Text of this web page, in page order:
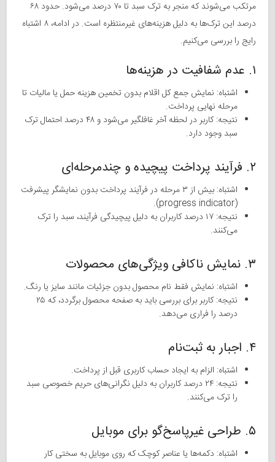
مرتکب می‌شوند که منجر به ترک سبد تا ۷۰ درصد می‌شود. حدود ۶۸
درصد این ترک‌ها به دلیل هزینه‌های غیرمنتظره است. در ادامه، ۸ اشتباه
رایج را بررسی می‌کنیم.
۱. عدم شفافیت در هزینه‌ها
اشتباه: نمایش جمع کل اقلام بدون تخمین هزینه حمل یا مالیات تا
مرحله نهایی پرداخت.
نتیجه: کاربر در لحظه آخر غافلگیر می‌شود و ۴۸ درصد احتمال ترک
سبد وجود دارد.
۲. فرآیند پرداخت پیچیده و چندمرحله‌ای
اشتباه: بیش از ۳ مرحله در فرآیند پرداخت بدون نمایشگر پیشرفت
(progress indicator).
نتیجه: ۱۷ درصد کاربران به دلیل پیچیدگی فرآیند، سبد را ترک
می‌کنند.
۳. نمایش ناکافی ویژگی‌های محصولات
اشتباه: نمایش فقط نام محصول بدون جزئیات مانند سایز یا رنگ.
نتیجه: کاربر برای بررسی باید به صفحه محصول برگردد، که ۲۵
درصد را فراری می‌دهد.
۴. اجبار به ثبت‌نام
اشتباه: الزام به ایجاد حساب کاربری قبل از پرداخت.
نتیجه: ۲۴ درصد کاربران به دلیل نگرانی‌های حریم خصوصی سبد
را ترک می‌کنند.
۵. طراحی غیرپاسخ‌گو برای موبایل
اشتباه: دکمه‌ها یا عناصر کوچک که روی موبایل به سختی کار